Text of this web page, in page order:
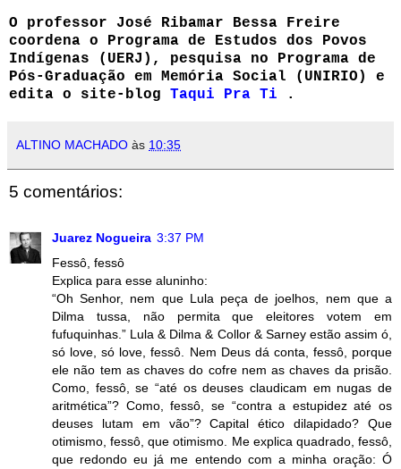
O professor José Ribamar Bessa Freire
coordena o Programa de Estudos dos Povos
Indígenas (UERJ), pesquisa no Programa de
Pós-Graduação em Memória Social (UNIRIO) e
edita o site-blog Taqui Pra Ti .
ALTINO MACHADO às 10:35
5 comentários:
Juarez Nogueira 3:37 PM
Fessô, fessô
Explica para esse aluninho:
“Oh Senhor, nem que Lula peça de joelhos, nem que a
Dilma tussa, não permita que eleitores votem em
fufuquinhas.” Lula & Dilma & Collor & Sarney estão assim ó,
só love, só love, fessô. Nem Deus dá conta, fessô, porque
ele não tem as chaves do cofre nem as chaves da prisão.
Como, fessô, se “até os deuses claudicam em nugas de
aritmética”? Como, fessô, se “contra a estupidez até os
deuses lutam em vão”? Capital ético dilapidado? Que
otimismo, fessô, que otimismo. Me explica quadrado, fessô,
que redondo eu já me entendo com a minha oração: Ó